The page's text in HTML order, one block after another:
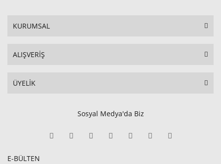
KURUMSAL
ALIŞVERİŞ
ÜYELİK
Sosyal Medya'da Biz
E-BÜLTEN